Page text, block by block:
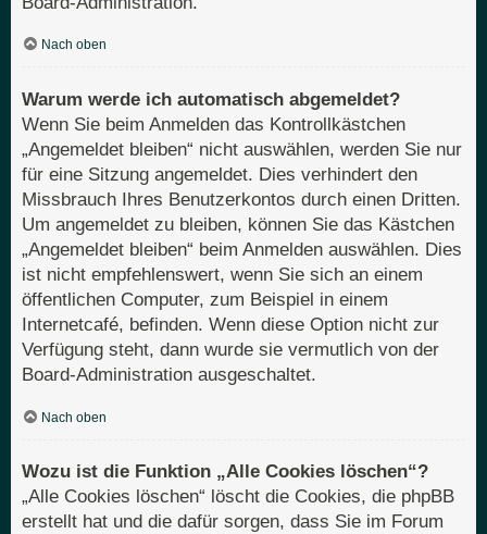
Nach oben
Warum werde ich automatisch abgemeldet?
Wenn Sie beim Anmelden das Kontrollkästchen
„Angemeldet bleiben“ nicht auswählen, werden Sie nur
für eine Sitzung angemeldet. Dies verhindert den
Missbrauch Ihres Benutzerkontos durch einen Dritten.
Um angemeldet zu bleiben, können Sie das Kästchen
„Angemeldet bleiben“ beim Anmelden auswählen. Dies
ist nicht empfehlenswert, wenn Sie sich an einem
öffentlichen Computer, zum Beispiel in einem
Internetcafé, befinden. Wenn diese Option nicht zur
Verfügung steht, dann wurde sie vermutlich von der
Board-Administration ausgeschaltet.
Nach oben
Wozu ist die Funktion „Alle Cookies löschen“?
„Alle Cookies löschen“ löscht die Cookies, die phpBB
erstellt hat und die dafür sorgen, dass Sie im Forum